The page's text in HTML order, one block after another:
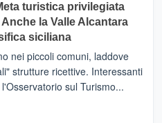
turistica privilegiata
la Valle Alcantara
siciliana
nei piccoli comuni, laddove
strutture ricettive. Interessanti
sul Turismo...